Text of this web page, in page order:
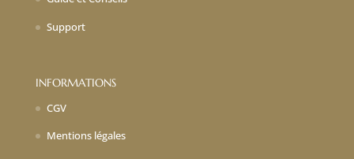
Support
INFORMATIONS
CGV
Mentions légales